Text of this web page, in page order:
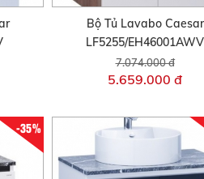
Bộ Tủ Lavabo Caesar
LF5255/EH46001AWV
7.074.000 đ
5.659.000 đ
-35%